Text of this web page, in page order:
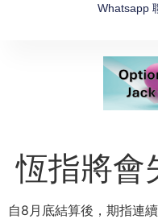
Whatsapp
恆指將
自8月底結算後，期指連